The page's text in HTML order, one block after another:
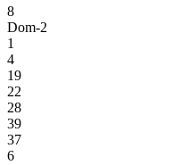
8
Dom-2
1
4
19
22
28
39
37
6